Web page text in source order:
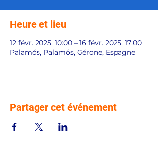
Heure et lieu
12 févr. 2025, 10:00 – 16 févr. 2025, 17:00
Palamós, Palamós, Gérone, Espagne
Partager cet événement